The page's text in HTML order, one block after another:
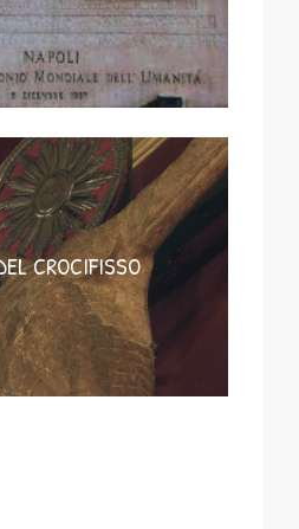
CROCIFISSO